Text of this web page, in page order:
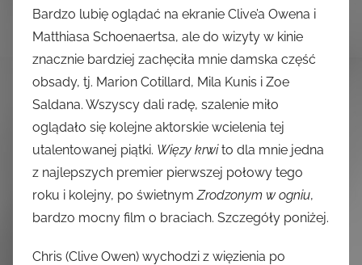
Bardzo lubię oglądać na ekranie Clive’a Owena i
Matthiasa Schoenaertsa, ale do wizyty w kinie
znacznie bardziej zachęciła mnie damska część
obsady, tj. Marion Cotillard, Mila Kunis i Zoe
Saldana. Wszyscy dali radę, szalenie miło
oglądało się kolejne aktorskie wcielenia tej
utalentowanej piątki. Więzy krwito dla mnie jedna
z najlepszych premier pierwszej połowy tego
roku i kolejny, po świetnymZrodzonym w ogniu,
bardzo mocny film o braciach. Szczegóły poniżej.
Chris (Clive Owen) wychodzi z więzienia po